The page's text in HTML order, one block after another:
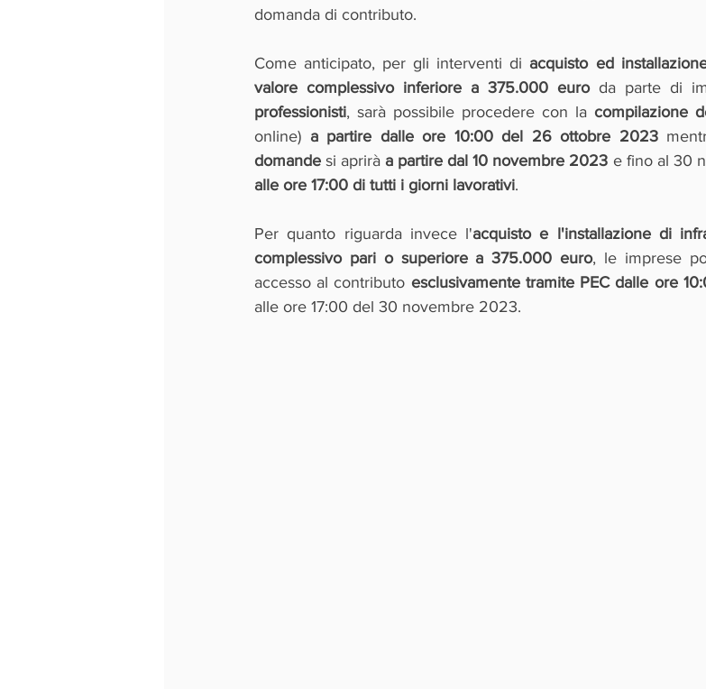
domanda di contributo.
Come anticipato, per gli interventi di acquisto ed
valore complessivo inferiore a 375.000 euro
professionisti, sarà possibile procedere con la compilazione
online) a partire dalle ore 10:00 del 26 ottobre 2023
domande si aprirà a partire dal 10 novembre 2023 e fino al 30
alle ore 17:00 di tutti i giorni lavorativi.
Per quanto riguarda invece l'acquisto e l'installazione di
complessivo pari o superiore a 375.000 euro, le imprese
accesso al contributo esclusivamente tramite PEC dalle ore
alle ore 17:00 del 30 novembre 2023.